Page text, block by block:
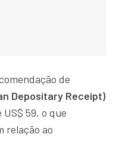
de
Depositary Receipt)
59, o que
relação ao